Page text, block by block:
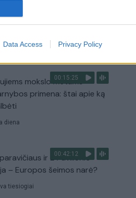
Data Access Privacy Policy
Visi įrašai
00:15:25
mokslo metams –
primena: štai apie ką
diena
00:42:12
ir Ž Pavilionio
– Europos šeimos narė?
tiesiogiai